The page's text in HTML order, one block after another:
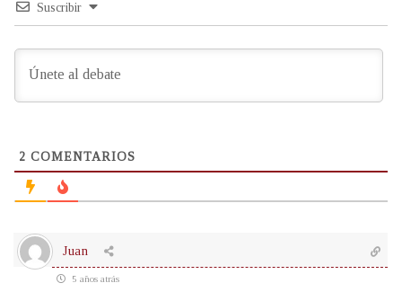
Suscribir
2 COMENTARIOS
Juan
5 años atrás